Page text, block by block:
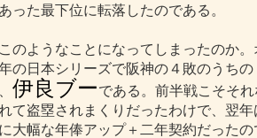
った最下位に転落したのである。
のようなことになってしまったのか
の日本シリーズで阪神の４敗のうち
伊良ブーである。前半戦こそそ
て盗塁されまくりだったわけで、翌
大幅な年俸アップ＋二年契約だった